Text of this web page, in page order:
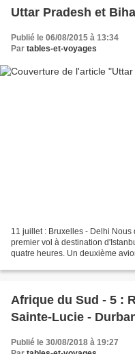
Uttar Pradesh et
Publié le 06/08/2015 à 13:34
Par tables-et-voyages
11 juillet : Bruxelles - Delhi
premier vol à destination
quatre heures. Un deuxième
Afrique du Sud - 5 :
Sainte-Lucie -
Publié le 30/08/2018 à 19:27